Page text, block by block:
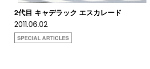
2代目 キャデラック エスカレード
2011.06.02
SPECIAL ARTICLES